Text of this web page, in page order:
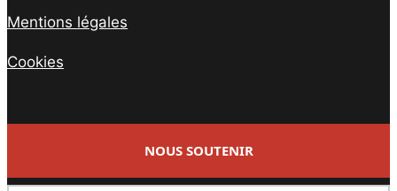
Mentions légales
Cookies
NOUS SOUTENIR